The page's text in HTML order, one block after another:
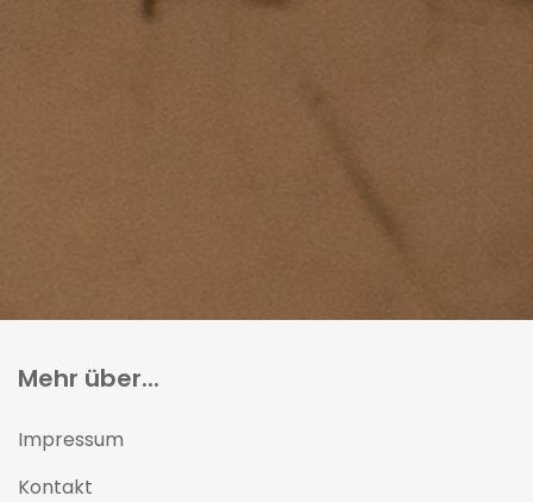
Mehr über...
Impressum
Kontakt